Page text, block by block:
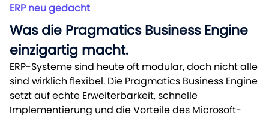
ERP neu gedacht
Was die Pragmatics Business Engine
einzigartig macht.
ERP-Systeme sind heute oft modular, doch nicht alle
sind wirklich flexibel. Die Pragmatics Business Engine
setzt auf echte Erweiterbarkeit, schnelle
Implementierung und die Vorteile des Microsoft-